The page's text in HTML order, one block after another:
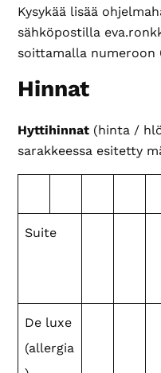
Kysykää lisää
sähköpostilla
soittamalla numeroon
Hinnat
Hyttihinnat (hinta /
sarakkeessa esitetty
Suite
De luxe
(allergia